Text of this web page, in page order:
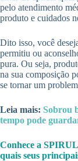
pelo atendimento
produto e cuidados
Dito isso, você
permitiu ou
pura. Ou seja,
na sua composição
se tornar um
Leia mais: Sobrou
tempo pode
Conhece a
quais seus